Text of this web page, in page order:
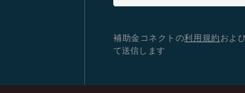
補助金コネクトの利用規約 およ
て送信します